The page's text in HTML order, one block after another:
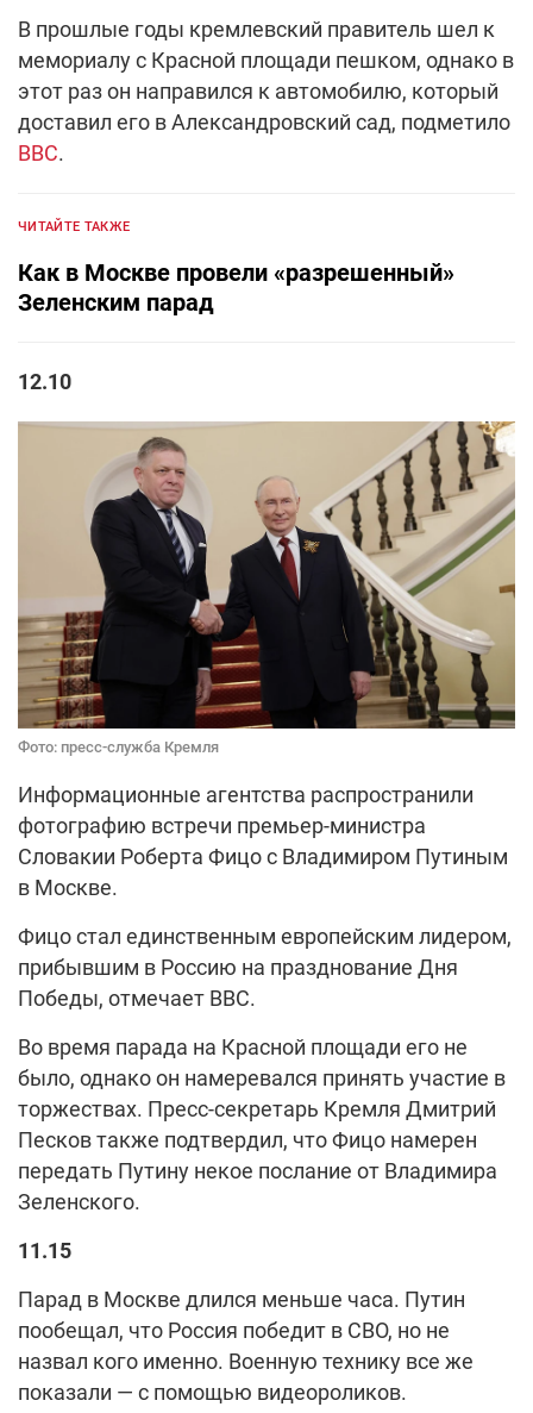
В прошлые годы кремлевский правитель шел к
мемориалу с Красной площади пешком, однако в
этот раз он направился к автомобилю, который
доставил его в Александровский сад, подметило
ВВС.
ЧИТАЙТЕ ТАКЖЕ
Как в Москве провели «разрешенный»
Зеленским парад
12.10
Фото: пресс-служба Кремля
Информационные агентства распространили
фотографию встречи премьер-министра
Словакии Роберта Фицо с Владимиром Путиным
в Москве.
Фицо стал единственным европейским лидером,
прибывшим в Россию на празднование Дня
Победы, отмечает ВВС.
Во время парада на Красной площади его не
было, однако он намеревался принять участие в
торжествах. Пресс-секретарь Кремля Дмитрий
Песков также подтвердил, что Фицо намерен
передать Путину некое послание от Владимира
Зеленского.
11.15
Парад в Москве длился меньше часа. Путин
пообещал, что Россия победит в СВО, но не
назвал кого именно. Военную технику все же
показали — с помощью видеороликов.